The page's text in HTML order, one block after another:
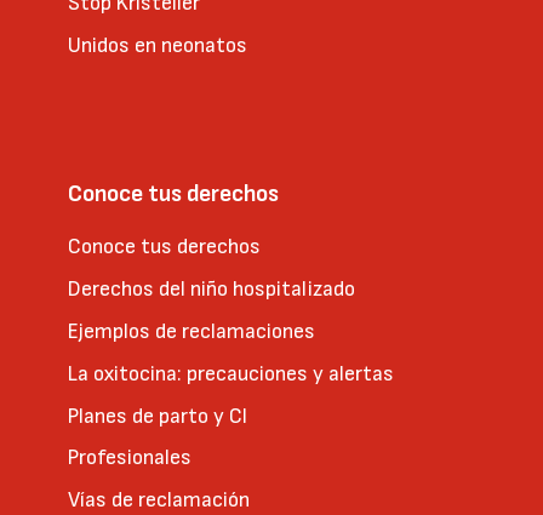
Unidos en neonatos
Conoce tus derechos
Conoce tus derechos
Derechos del niño hospitalizado
Ejemplos de reclamaciones
La oxitocina: precauciones y alertas
Planes de parto y CI
Profesionales
Vías de reclamación